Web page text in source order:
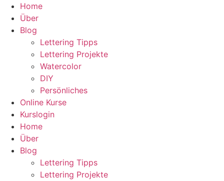
Zum
Inhalt
wechseln
Home
Über
Blog
Lettering Tipps
Lettering Projekte
Watercolor
DIY
Persönliches
Online Kurse
Kurslogin
Home
Über
Blog
Lettering Tipps
Lettering Projekte